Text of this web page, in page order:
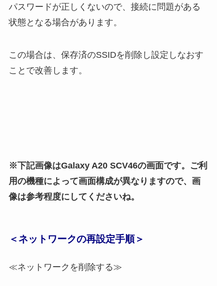
パスワードが正しくないので、接続に問題がある
状態となる場合があります。
この場合は、保存済のSSIDを削除し設定しなおす
ことで改善します。
※下記画像はGalaxy A20 SCV46の画面です。ご利
用の機種によって画面構成が異なりますので、画
像は参考程度にしてくださいね。
＜ネットワークの再設定手順＞
≪ネットワークを削除する≫